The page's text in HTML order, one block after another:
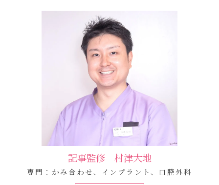
記事監修 村津大地
専門：かみ合わせ、インプラント、口腔外科